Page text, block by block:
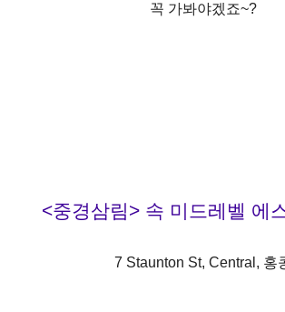
꼭 가봐야겠죠~?
<중경삼림> 속 미드레벨 에
7 Staunton St, Central, 홍